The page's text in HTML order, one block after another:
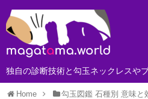
独自の診断技術と勾玉ネックレスや
Home 勾玉図鑑 石種別 意味と